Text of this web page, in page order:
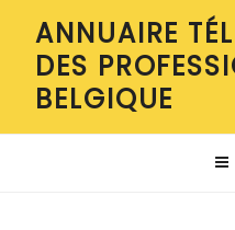
contenu
principal
ANNUAIRE
DES
BELGIQUE